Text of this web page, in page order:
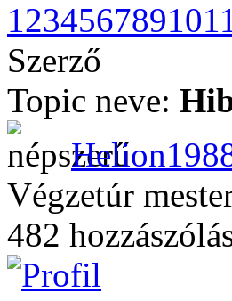
12345678910
Szerző
Topic neve:
Végzetúr
482